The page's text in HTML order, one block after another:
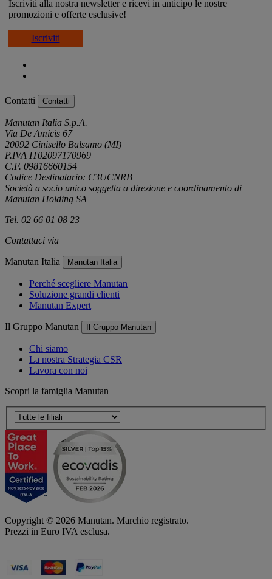
Iscriviti alla nostra newsletter e ricevi in anticipo le nostre
promozioni e offerte esclusive!
Iscriviti
Contatti Contatti
Manutan Italia S.p.A.
Via De Amicis 67
20092 Cinisello Balsamo (MI)
P.IVA IT02097170969
C.F. 09816660154
Codice Destinatario: C3UCNRB
Società a socio unico soggetta a direzione e coordinamento di
Manutan Holding SA
Tel. 02 66 01 08 23
Contattaci via
Manutan Italia Manutan Italia
Perché scegliere Manutan
Soluzione grandi clienti
Manutan Expert
Il Gruppo Manutan Il Gruppo Manutan
Chi siamo
La nostra Strategia CSR
Lavora con noi
Scopri la famiglia Manutan
Copyright © 2026 Manutan. Marchio registrato.
Prezzi in Euro IVA esclusa.